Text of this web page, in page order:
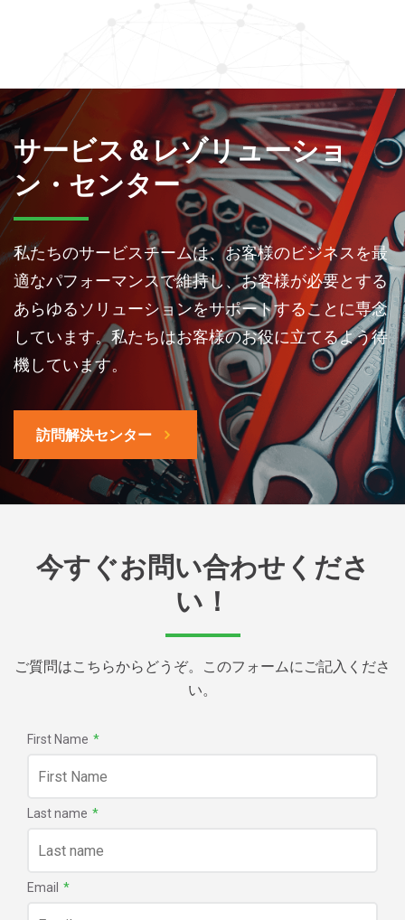
サービス＆レゾリューショ
ン・センター
私たちのサービスチームは、お客様のビジネスを最
適なパフォーマンスで維持し、お客様が必要とする
あらゆるソリューションをサポートすることに専念
しています。私たちはお客様のお役に立てるよう待
機しています。
訪問解決センター
今すぐお問い合わせくださ
い！
ご質問はこちらからどうぞ。このフォームにご記入くださ
い。
First Name *
Last name *
Email *